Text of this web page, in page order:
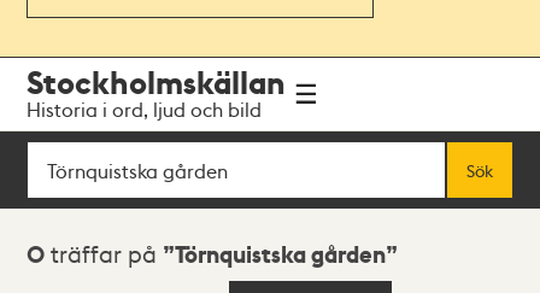
navigationen
huvudinnehållet
Stockholmskällan
Historia i ord, ljud och bild
Sök
Sök
Sökresultat
0 träffar på Törnquistska gården